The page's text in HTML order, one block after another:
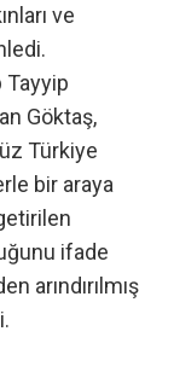
ve
Tayyip
Göktaş,
Türkiye
bir araya
ifade
arındırılmış